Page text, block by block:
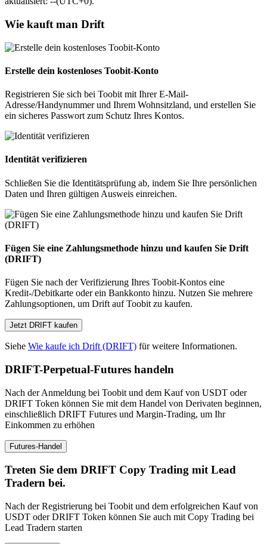
Wie kauft man Drift
Erstelle dein kostenloses Toobit-Konto
Registrieren Sie sich bei Toobit mit Ihrer E-Mail-
Adresse/Handynummer und Ihrem Wohnsitzland, und erstellen Sie
ein sicheres Passwort zum Schutz Ihres Kontos.
Identität verifizieren
Schließen Sie die Identitätsprüfung ab, indem Sie Ihre persönlichen
Daten und Ihren gültigen Ausweis einreichen.
Fügen Sie eine Zahlungsmethode hinzu und kaufen Sie Drift
(DRIFT)
Fügen Sie nach der Verifizierung Ihres Toobit-Kontos eine
Kredit-/Debitkarte oder ein Bankkonto hinzu. Nutzen Sie mehrere
Zahlungsoptionen, um Drift auf Toobit zu kaufen.
Jetzt DRIFT kaufen
Siehe Wie kaufe ich Drift (DRIFT) für weitere Informationen.
DRIFT-Perpetual-Futures handeln
Nach der Anmeldung bei Toobit und dem Kauf von USDT oder
DRIFT Token können Sie mit dem Handel von Derivaten beginnen,
einschließlich DRIFT Futures und Margin-Trading, um Ihr
Einkommen zu erhöhen
Futures-Handel
Treten Sie dem DRIFT Copy Trading mit Lead
Tradern bei.
Nach der Registrierung bei Toobit und dem erfolgreichen Kauf von
USDT oder DRIFT Token können Sie auch mit Copy Trading bei
Lead Tradern starten